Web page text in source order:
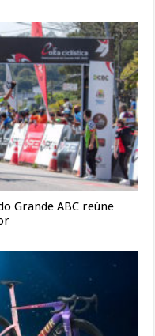
Grande ABC reúne